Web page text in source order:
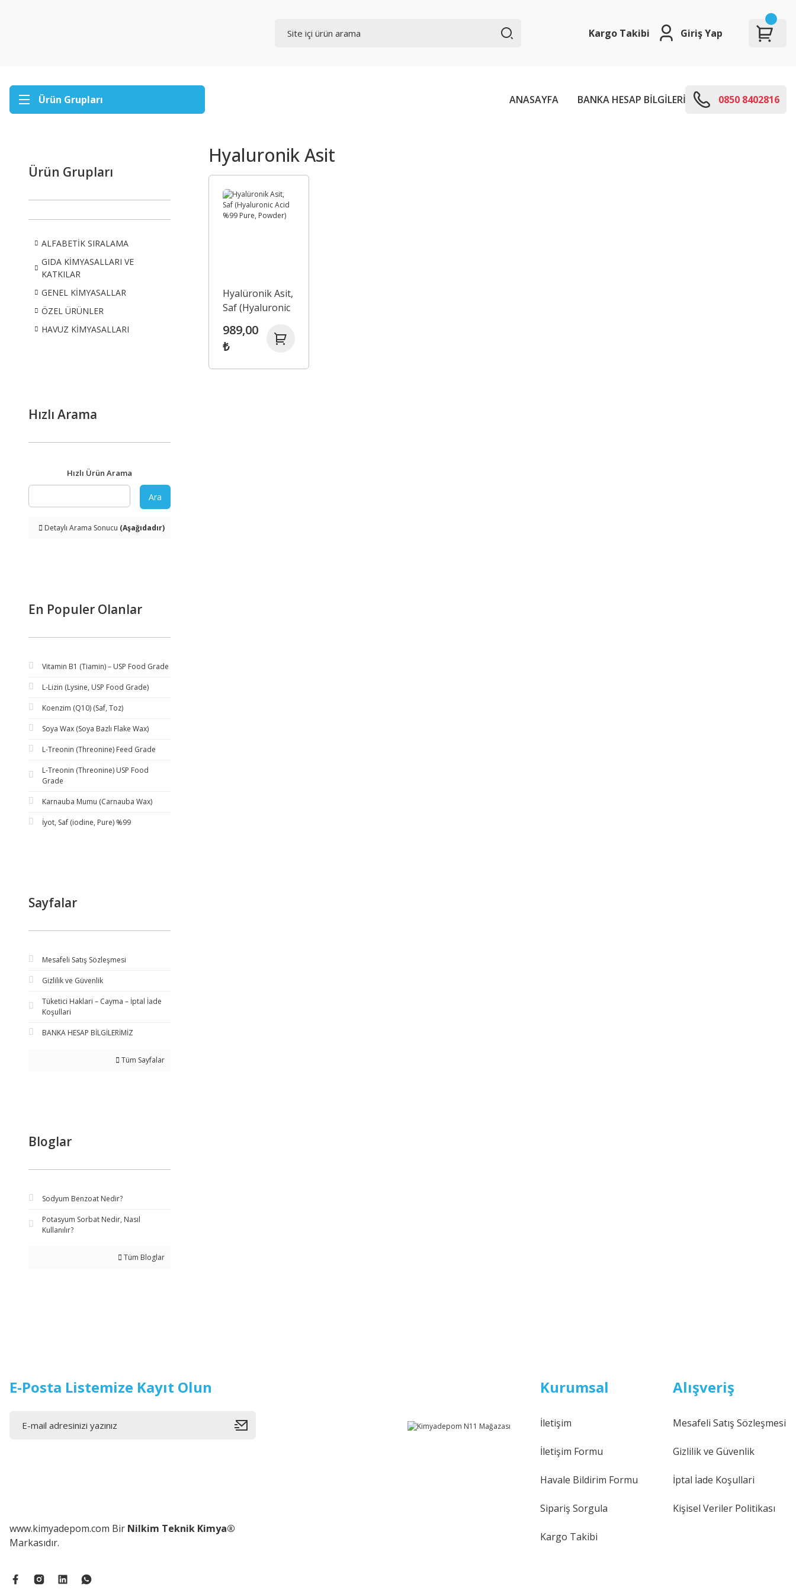
Kargo Takibi Giriş Yap
Ürün Grupları ANASAYFA BANKA HESAP BİLGİLERİ E-KODLARI
0850 8402816
Ürün Grupları
ALFABETİK SIRALAMA
GIDA KİMYASALLARI VE
KATKILAR
GENEL KİMYASALLAR
ÖZEL ÜRÜNLER
HAVUZ KİMYASALLARI
Hızlı Arama
Hızlı Ürün Arama
Ara
Detaylı Arama Sonucu (Aşağıdadır)
En Populer Olanlar
Vitamin B1 (Tiamin) – USP Food Grade
L-Lizin (Lysine, USP Food Grade)
Koenzim (Q10) (Saf, Toz)
Soya Wax (Soya Bazlı Flake Wax)
L-Treonin (Threonine) Feed Grade
L-Treonin (Threonine) USP Food
Grade
Karnauba Mumu (Carnauba Wax)
İyot, Saf (iodine, Pure) %99
Sayfalar
Mesafeli Satış Sözleşmesi
Gizlilik ve Güvenlik
Tüketici Haklari – Cayma – İptal İade
Koşullari
BANKA HESAP BİLGİLERİMİZ
Tüm Sayfalar
Bloglar
Sodyum Benzoat Nedir?
Potasyum Sorbat Nedir, Nasıl
Kullanılır?
Tüm Bloglar
Hyaluronik Asit
Hyalüronik Asit,
Saf (Hyaluronic
Powder)
989,00
₺
E-Posta Listemize Kayıt Olun
www.kimyadepom.com Bir Nilkim Teknik Kimya®
Markasıdır.
Kurumsal
İletişim
İletişim Formu
Havale Bildirim Formu
Sipariş Sorgula
Kargo Takibi
Alışveriş
Mesafeli Satış Sözleşmesi
Gizlilik ve Güvenlik
İptal İade Koşullari
Kişisel Veriler Politikası